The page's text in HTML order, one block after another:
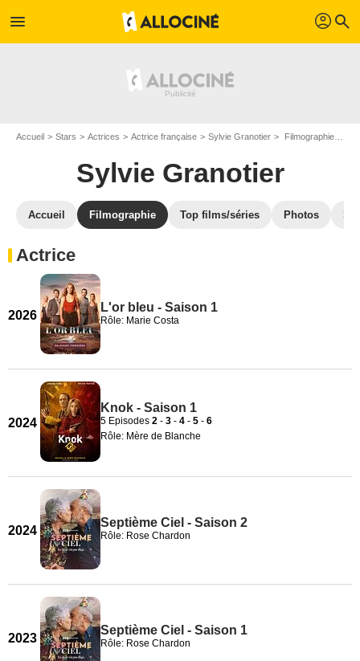
menu profil search
Accueil Stars Actrices Actrice française Sylvie Granotier Filmographie Sylvie Granotier
Sylvie Granotier
Accueil Filmographie Top films/séries Photos
Actrice
2026
L'or bleu - Saison 1
Rôle: Marie Costa
2024
Knok - Saison 1
5 Episodes 2 - 3 - 4 - 5 - 6
Rôle: Mère de Blanche
2024
Septième Ciel - Saison 2
Rôle: Rose Chardon
2023
Septième Ciel - Saison 1
Rôle: Rose Chardon